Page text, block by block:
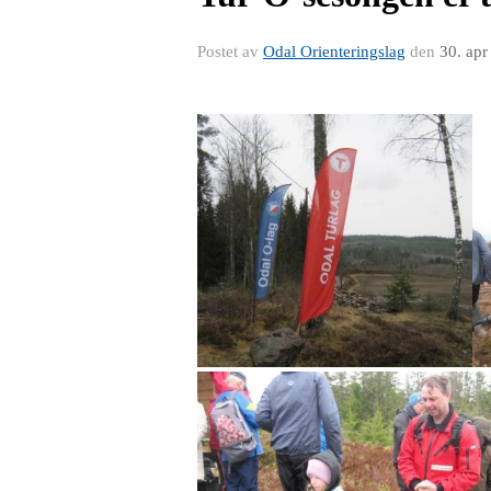
Postet av Odal Orienteringslag den 30.